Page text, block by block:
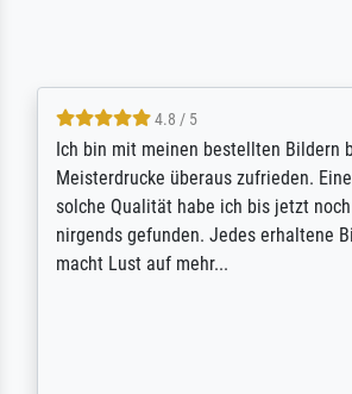
5 / 5
Rundum positive Erfahrung. Die
Ausführung des Auftrags hat eine Weile
gedauert, die angekündigte Lieferzeit
wurde aber letztlich sogar etwas
unterschritten. Die Qualität des Papiers